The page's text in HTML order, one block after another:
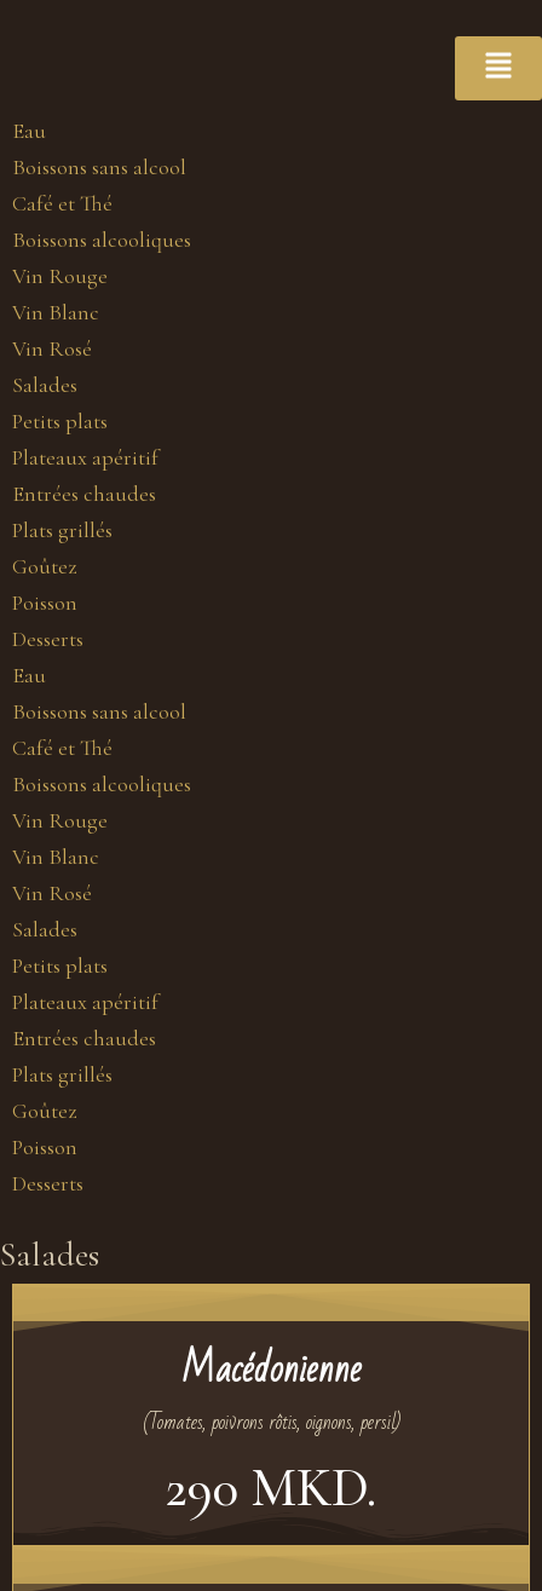
Eau
Boissons sans alcool
Café et Thé
Boissons alcooliques
Vin Rouge
Vin Blanc
Vin Rosé
Salades
Petits plats
Plateaux apéritif
Entrées chaudes
Plats grillés
Goûtez
Poisson
Desserts
Eau
Boissons sans alcool
Café et Thé
Boissons alcooliques
Vin Rouge
Vin Blanc
Vin Rosé
Salades
Petits plats
Plateaux apéritif
Entrées chaudes
Plats grillés
Goûtez
Poisson
Desserts
Salades
Macédonienne
(Tomates, poivrons rôtis, oignons, persil)
290 MKD.